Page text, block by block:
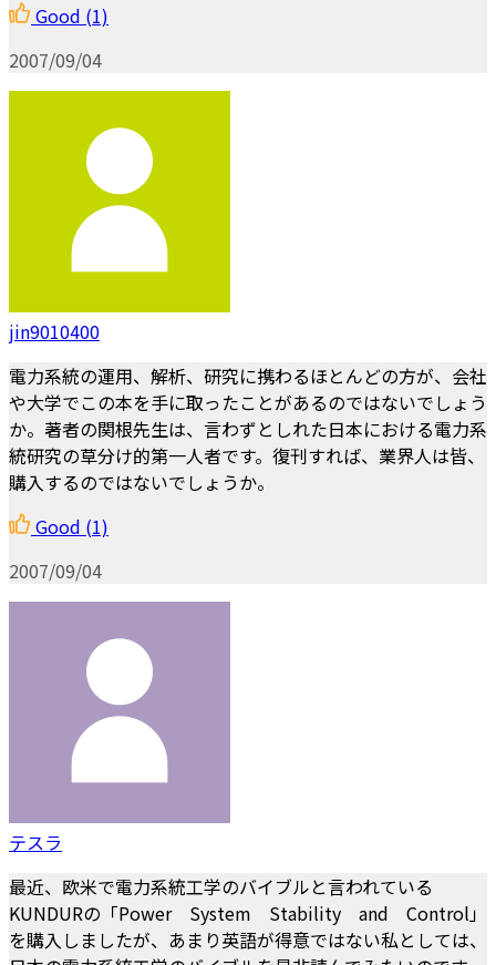
Good (1)
2007/09/04
jin9010400
電力系統の運用、解析、研究に携わるほとんどの方が、会社
や大学でこの本を手に取ったことがあるのではないでしょう
か。著者の関根先生は、言わずとしれた日本における電力系
統研究の草分け的第一人者です。復刊すれば、業界人は皆、
購入するのではないでしょうか。
Good (1)
2007/09/04
テスラ
最近、欧米で電力系統工学のバイブルと言われている
KUNDURの「Power System Stability and Control」
を購入しましたが、あまり英語が得意ではない私としては、